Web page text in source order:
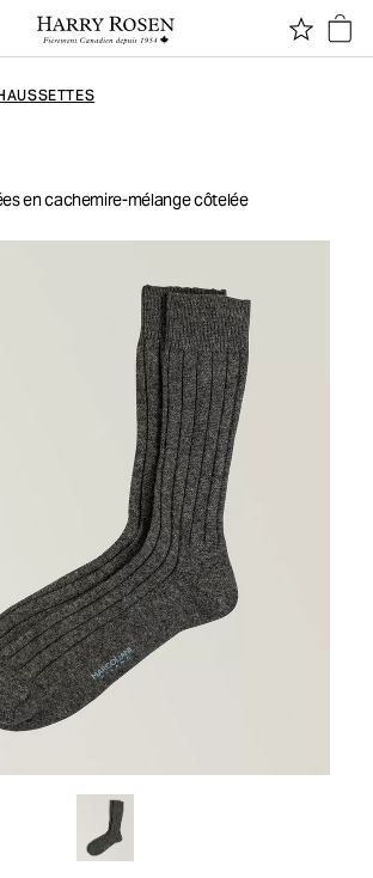
en cachemire-mélange côtelée